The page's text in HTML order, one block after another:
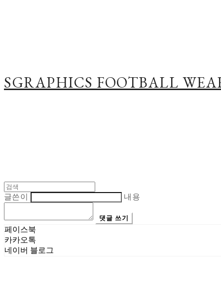
SGRAPHICS FOOTBALL
글쓴이 내용
댓글 쓰기
페이스북
카카오톡
네이버 블로그